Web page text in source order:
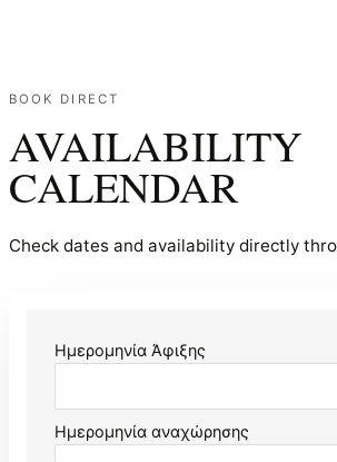
BOOK DIRECT
AVAILABILITY
CALENDAR
Check dates and availability directly
Ημερομηνία Άφιξης
Ημερομηνία αναχώρησης